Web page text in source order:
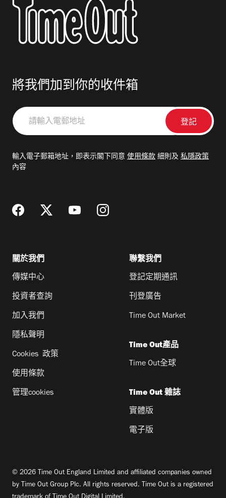
將我們加到你的收件箱
請
輸
郵
輸入電子郵箱地址，即表示閣下同意 使用條款 細則及 私隱政策
內容
關於我們
傳媒中心
投資者查詢
加入我們
隱私聲明
Cookies 政策
使用條款
管理cookies
聯繫我們
登記定期通訊
刊登廣告
Time Out Market
Time Out產品
Time Out全球
Time Out 雜誌
實體版
電子版
© 2026 Time Out England Limited and affiliated companies owned
by Time Out Group Plc. All rights reserved. Time Out is a registered